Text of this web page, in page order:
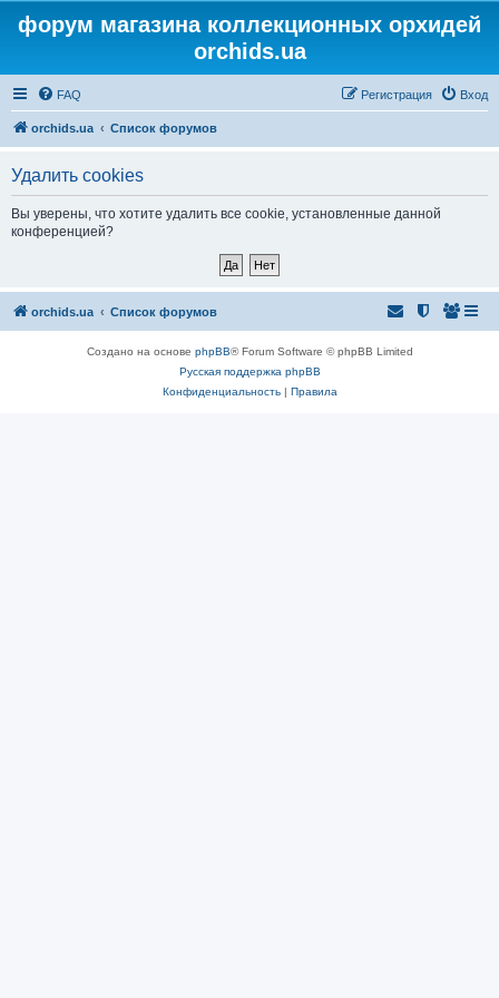
форум магазина коллекционных орхидей
orchids.ua
FAQ Вход
Регистрация
orchids.ua Список форумов
Удалить cookies
Вы уверены, что хотите удалить все cookie, установленные данной
конференцией?
orchids.ua Список форумов
Создано на основе phpBB® Forum Software © phpBB Limited
Русская поддержка phpBB
Конфиденциальность| Правила